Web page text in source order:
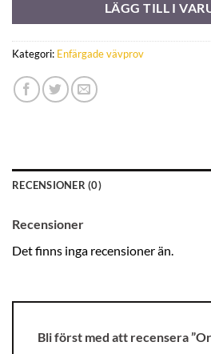
LÄGG TILL I
Kategori: Enfärgade vävprov
RECENSIONER (0)
Recensioner
Det finns inga recensioner än.
Bli först med att recensera